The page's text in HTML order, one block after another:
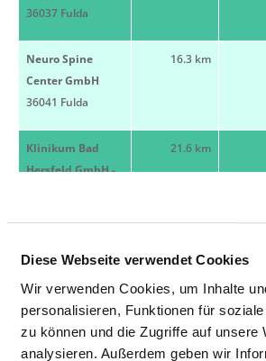
Diese Webseite verwendet Cookies
Wir verwenden Cookies, um Inhalte
personalisieren, Funktionen für
zu können und die Zugriffe auf unsere
analysieren. Außerdem geben wir
36037 Fulda
Neuro Spine
Center GmbH
36041 Fulda
16.3 km
Klinikum Bad
Hersfeld GmbH -
Hersfeld
21.6 km
Klinikum Bad
Hersfeld GmbH -
Klinik am
21.6 km